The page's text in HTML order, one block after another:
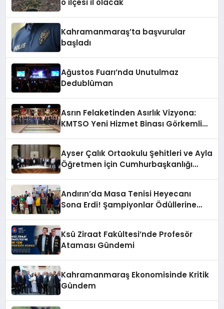
Kahramanmaraş’ta başvurular
başladı
Ağustos Fuarı’nda Unutulmaz
Dedublüman
Asrın Felaketinden Asırlık Vizyona:
KMTSO Yeni Hizmet Binası Görkemli
Ayser Çalık Ortaokulu Şehitleri ve Ayla
Öğretmen İçin Cumhurbaşkanlığı
Andırın’da Masa Tenisi Heyecanı
Sona Erdi! Şampiyonlar Ödüllerine
Ksü Ziraat Fakültesi’nde Profesör
Ataması Gündemi
Kahramanmaraş Ekonomisinde Kritik
Gündem